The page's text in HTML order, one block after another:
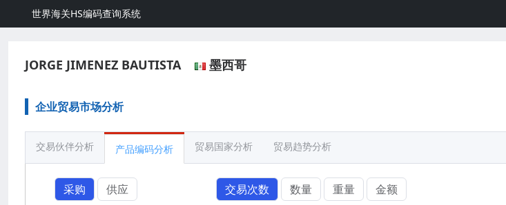
世界海关HS编码查询系统
JORGE JIMENEZ BAUTISTA 墨西哥
企业贸易市场分析
交易伙伴分析 产品编码分析 贸易国家分析 贸易趋势分析
采购 供应 交易次数 数量 重量 金额